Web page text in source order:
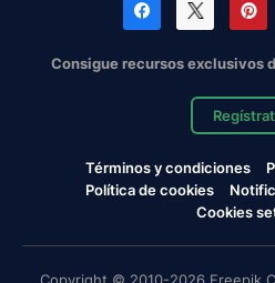
Consigue recursos exclusivos
Términos y condiciones
Política de cookies
Cookies